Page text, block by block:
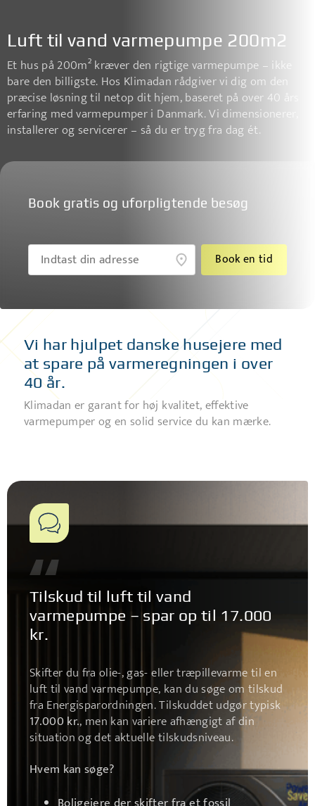
Luft til vand varmepumpe 200m2
Et hus på 200m² kræver den rigtige varmepumpe – ikke
bare den billigste. Hos Klimadan rådgiver vi dig om den
præcise løsning til netop dit hjem, baseret på over 40 års
erfaring med varmepumper i Danmark. Vi dimensionerer,
installerer og servicerer – så du er tryg fra dag ét.
Book gratis og uforpligtende besøg
Book en tid
Vi har hjulpet danske husejere med
at spare på varmeregningen i over
40 år.
Klimadan er garant for høj kvalitet, effektive
varmepumper og en solid service du kan mærke.
Tilskud til luft til vand
varmepumpe – spar op til 17.000
kr.
Skifter du fra olie-, gas- eller træpillevarme til en
luft til vand varmepumpe, kan du søge om tilskud
fra Energisparordningen. Tilskuddet udgør typisk
17.000 kr., men kan variere afhængigt af din
situation og det aktuelle tilskudsniveau.
Hvem kan søge?